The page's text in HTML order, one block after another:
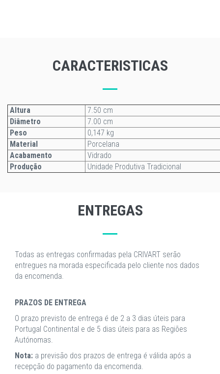
CARACTERISTICAS
Altura
7.50 cm
Diâmetro
7.00 cm
Peso
0,147 kg
Material
Porcelana
Acabamento
Vidrado
Produção
Unidade Produtiva Tradicional
ENTREGAS
Todas as entregas confirmadas pela CRIVART serão
entregues na morada especificada pelo cliente nos dados
da encomenda.
PRAZOS DE ENTREGA
O prazo previsto de entrega é de 2 a 3 dias úteis para
Portugal Continental e de 5 dias úteis para as Regiões
Autónomas.
Nota: a previsão dos prazos de entrega é válida após a
recepção do pagamento da encomenda.